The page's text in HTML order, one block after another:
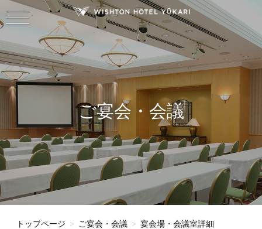
ご宴会・会議
トップページ ご宴会・会議 宴会場・会議室詳細